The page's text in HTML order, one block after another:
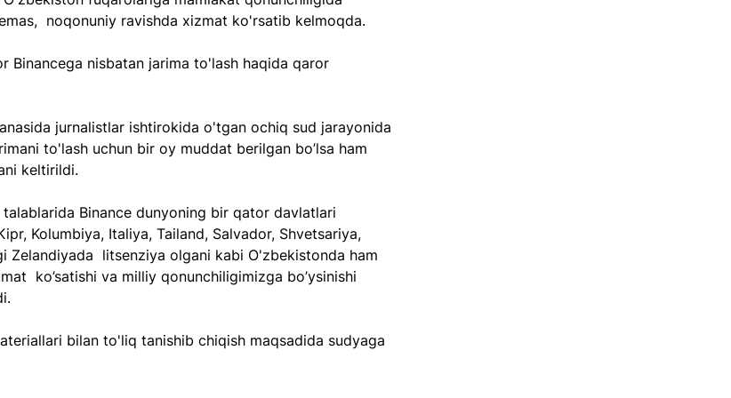
noqonuniy ravishda xizmat ko'rsatib kelmoqda.
Binancega nisbatan jarima to'lash haqida qaror
jurnalistlar ishtirokida o'tgan ochiq sud jarayonida
to'lash uchun bir oy muddat berilgan bo’lsa ham
keltirildi.
Binance dunyoning bir qator davlatlari
Kolumbiya, Italiya, Tailand, Salvador, Shvetsariya,
Zelandiyada  litsenziya olgani kabi O'zbekistonda ham
ko’satishi va milliy qonunchiligimizga bo’ysinishi
bilan to'liq tanishib chiqish maqsadida sudyaga